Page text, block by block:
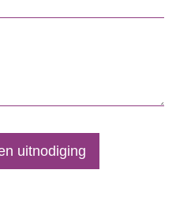
uitnodiging